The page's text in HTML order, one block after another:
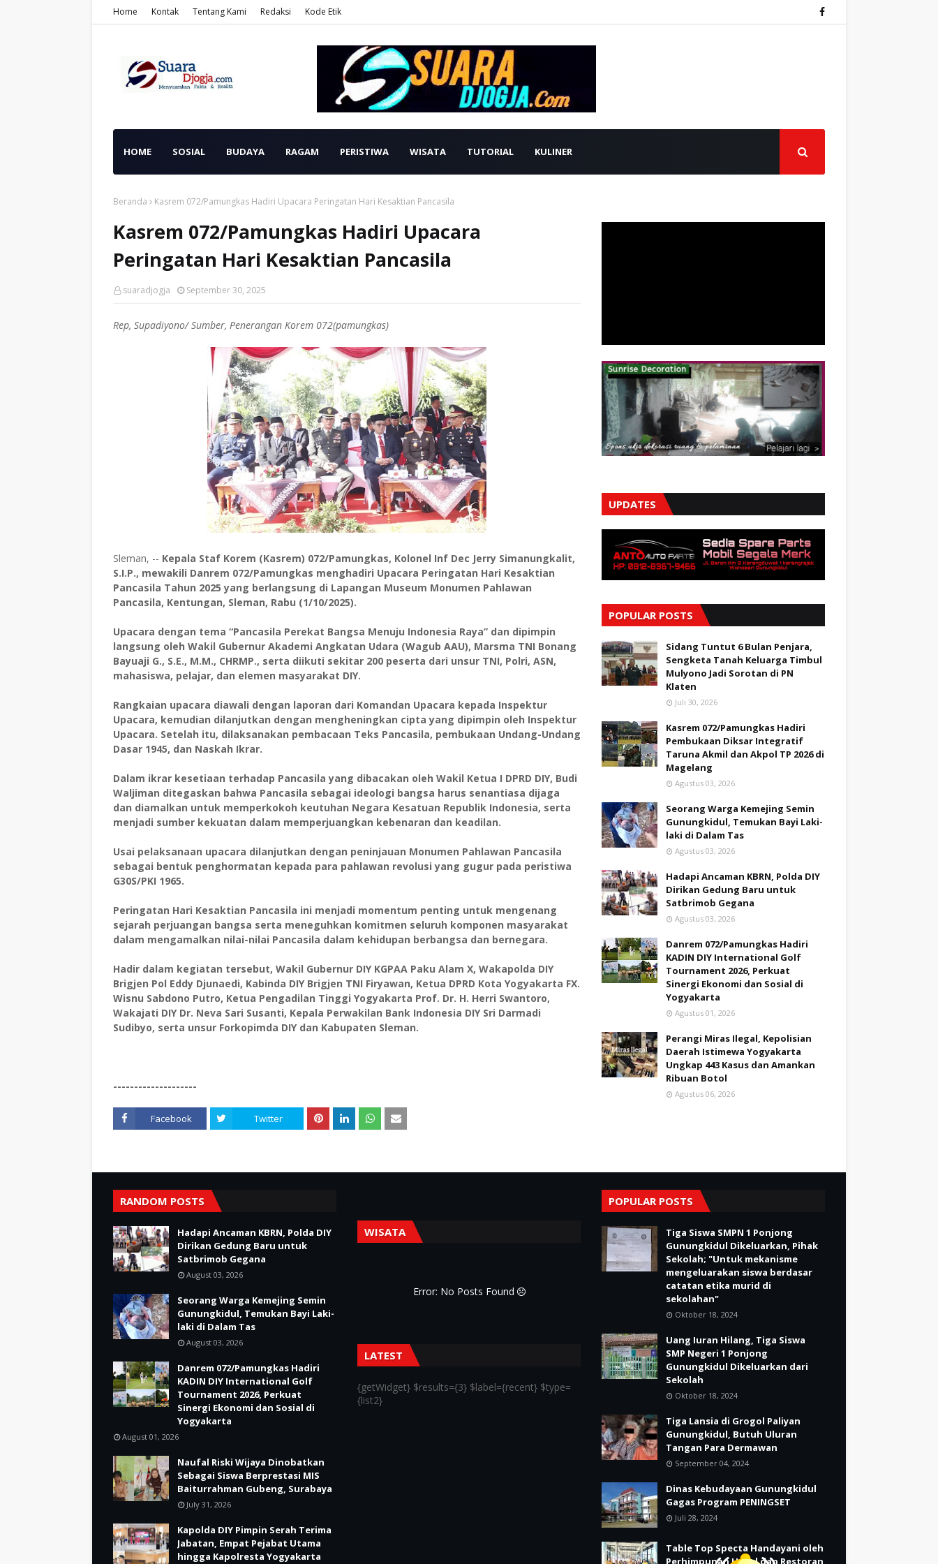
Home Kontak Tentang Kami Redaksi Kode Etik
HOME SOSIAL BUDAYA RAGAM PERISTIWA WISATA TUTORIAL KULINER
Beranda Kasrem 072/Pamungkas Hadiri Upacara Peringatan Hari Kesaktian Pancasila
Kasrem 072/Pamungkas Hadiri Upacara
Peringatan Hari Kesaktian Pancasila
suaradjogja September 30, 2025
Rep, Supadiyono/ Sumber, Penerangan Korem 072(pamungkas)
Sleman, -- Kepala Staf Korem (Kasrem) 072/Pamungkas, Kolonel Inf Dec Jerry Simanungkalit,
S.I.P., mewakili Danrem 072/Pamungkas menghadiri Upacara Peringatan Hari Kesaktian
Pancasila Tahun 2025 yang berlangsung di Lapangan Museum Monumen Pahlawan
Pancasila, Kentungan, Sleman, Rabu (1/10/2025).
Upacara dengan tema “Pancasila Perekat Bangsa Menuju Indonesia Raya” dan dipimpin
langsung oleh Wakil Gubernur Akademi Angkatan Udara (Wagub AAU), Marsma TNI Bonang
Bayuaji G., S.E., M.M., CHRMP., serta diikuti sekitar 200 peserta dari unsur TNI, Polri, ASN,
mahasiswa, pelajar, dan elemen masyarakat DIY.
Rangkaian upacara diawali dengan laporan dari Komandan Upacara kepada Inspektur
Upacara, kemudian dilanjutkan dengan mengheningkan cipta yang dipimpin oleh Inspektur
Upacara. Setelah itu, dilaksanakan pembacaan Teks Pancasila, pembukaan Undang-Undang
Dasar 1945, dan Naskah Ikrar.
Dalam ikrar kesetiaan terhadap Pancasila yang dibacakan oleh Wakil Ketua I DPRD DIY, Budi
Waljiman ditegaskan bahwa Pancasila sebagai ideologi bangsa harus senantiasa dijaga
dan diamalkan untuk memperkokoh keutuhan Negara Kesatuan Republik Indonesia, serta
menjadi sumber kekuatan dalam memperjuangkan kebenaran dan keadilan.
Usai pelaksanaan upacara dilanjutkan dengan peninjauan Monumen Pahlawan Pancasila
sebagai bentuk penghormatan kepada para pahlawan revolusi yang gugur pada peristiwa
G30S/PKI 1965.
Peringatan Hari Kesaktian Pancasila ini menjadi momentum penting untuk mengenang
sejarah perjuangan bangsa serta meneguhkan komitmen seluruh komponen masyarakat
dalam mengamalkan nilai-nilai Pancasila dalam kehidupan berbangsa dan bernegara.
Hadir dalam kegiatan tersebut, Wakil Gubernur DIY KGPAA Paku Alam X, Wakapolda DIY
Brigjen Pol Eddy Djunaedi, Kabinda DIY Brigjen TNI Firyawan, Ketua DPRD Kota Yogyakarta FX.
Wisnu Sabdono Putro, Ketua Pengadilan Tinggi Yogyakarta Prof. Dr. H. Herri Swantoro,
Wakajati DIY Dr. Neva Sari Susanti, Kepala Perwakilan Bank Indonesia DIY Sri Darmadi
Sudibyo, serta unsur Forkopimda DIY dan Kabupaten Sleman.
--------------------
Facebook Twitter
UPDATES
POPULAR POSTS
Sidang Tuntut 6 Bulan Penjara,
Sengketa Tanah Keluarga Timbul
Mulyono Jadi Sorotan di PN
Klaten
Juli 30, 2026
Kasrem 072/Pamungkas Hadiri
Pembukaan Diksar Integratif
Taruna Akmil dan Akpol TP 2026 di
Magelang
Agustus 03, 2026
Seorang Warga Kemejing Semin
Gunungkidul, Temukan Bayi Laki-
laki di Dalam Tas
Agustus 03, 2026
Hadapi Ancaman KBRN, Polda DIY
Dirikan Gedung Baru untuk
Satbrimob Gegana
Agustus 03, 2026
Danrem 072/Pamungkas Hadiri
KADIN DIY International Golf
Tournament 2026, Perkuat
Sinergi Ekonomi dan Sosial di
Yogyakarta
Agustus 01, 2026
Perangi Miras Ilegal, Kepolisian
Daerah Istimewa Yogyakarta
Ungkap 443 Kasus dan Amankan
Ribuan Botol
Agustus 06, 2026
RANDOM POSTS
Hadapi Ancaman KBRN, Polda DIY
Dirikan Gedung Baru untuk
Satbrimob Gegana
August 03, 2026
Seorang Warga Kemejing Semin
Gunungkidul, Temukan Bayi Laki-
laki di Dalam Tas
August 03, 2026
Danrem 072/Pamungkas Hadiri
KADIN DIY International Golf
Tournament 2026, Perkuat
Sinergi Ekonomi dan Sosial di
Yogyakarta
August 01, 2026
Naufal Riski Wijaya Dinobatkan
Sebagai Siswa Berprestasi MIS
Baiturrahman Gubeng, Surabaya
July 31, 2026
Kapolda DIY Pimpin Serah Terima
Jabatan, Empat Pejabat Utama
hingga Kapolresta Yogyakarta
WISATA
Error: No Posts Found
LATEST
{getWidget} $results={3} $label={recent} $type=
{list2}
POPULAR POSTS
Tiga Siswa SMPN 1 Ponjong
Gunungkidul Dikeluarkan, Pihak
Sekolah; "Untuk mekanisme
mengeluarakan siswa berdasar
catatan etika murid di
sekolahan"
Oktober 18, 2024
Uang Iuran Hilang, Tiga Siswa
SMP Negeri 1 Ponjong
Gunungkidul Dikeluarkan dari
Sekolah
Oktober 18, 2024
Tiga Lansia di Grogol Paliyan
Gunungkidul, Butuh Uluran
Tangan Para Dermawan
September 04, 2024
Dinas Kebudayaan Gunungkidul
Gagas Program PENINGSET
Juli 28, 2024
Table Top Specta Handayani oleh